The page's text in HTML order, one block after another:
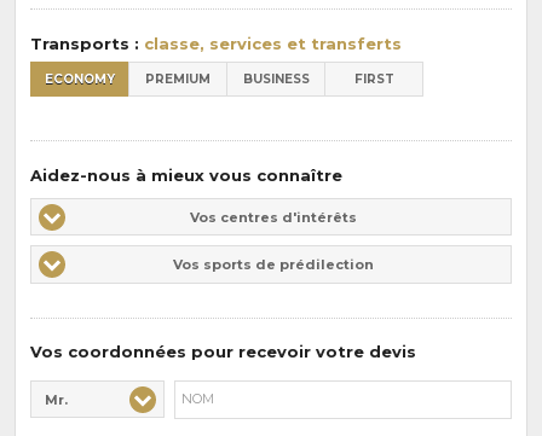
:
Transports : classe, services et transferts
ECONOMY PREMIUM BUSINESS FIRST
Aidez-nous à mieux vous connaître
Vos
centres
d'intérêts
Vos centres d'intérêts
Vos
sports
Vos sports de prédilection
Vos coordonnées pour recevoir votre devis
Civilité* :
Mr.
Nom* :